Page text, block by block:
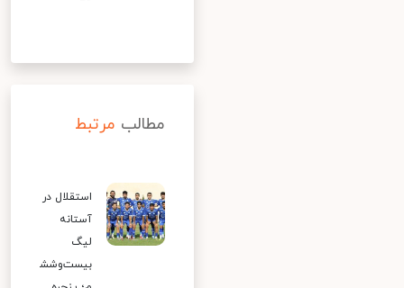
مطالب مرتبط
استقلال در
آستانه
لیگ
بیست‌وشش